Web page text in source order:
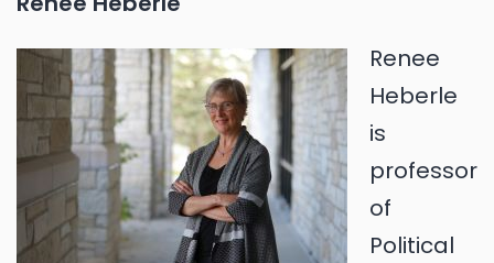
Renee
Heberle
is
professor
of
Political